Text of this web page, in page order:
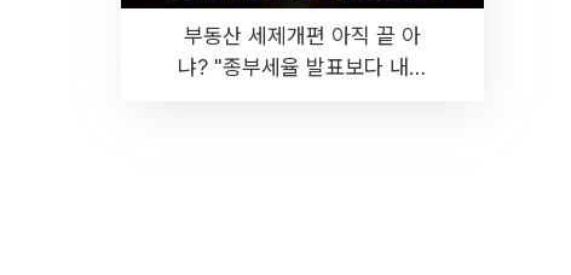
부동산 세제개편 아직 끝 아
냐? "종부세율 발표보다 내릴